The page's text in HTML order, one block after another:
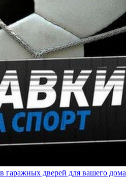
гаражных дверей для вашего дома